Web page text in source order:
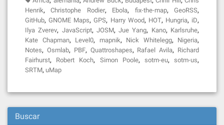
Henrik,Christophe Rodier, Ebola, fix-the-map,GeoRSS,
GitHub,GNOME Maps,GPS, Harry Wood, HOT, Hungria, iD,
Ilya Zverev, JavaScript, JOSM,Jue Yang, Kano, Karlsruhe,
Kate Chapman, Level0, mapnik, Nick Whitelegg, Nigeria,
Notes, Osmlab, PBF, Quattroshapes, Rafael Avila, Richard
Fairhurst, Robert Koch, Simon Poole, sotm-eu,sotm-us,
SRTM, uMap
Buscar